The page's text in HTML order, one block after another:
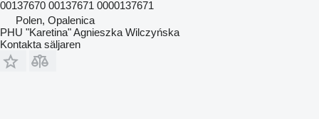
00137670 00137671 0000137671
Polen, Opalenica
PHU "Karetina" Agnieszka Wilczyńska
Kontakta säljaren